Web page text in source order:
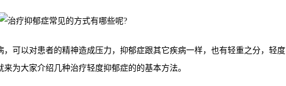
以对患者的精神造成压力，抑郁症跟其它疾病一样，也有轻重之分，轻度
为大家介绍几种治疗轻度抑郁症的的基本方法。